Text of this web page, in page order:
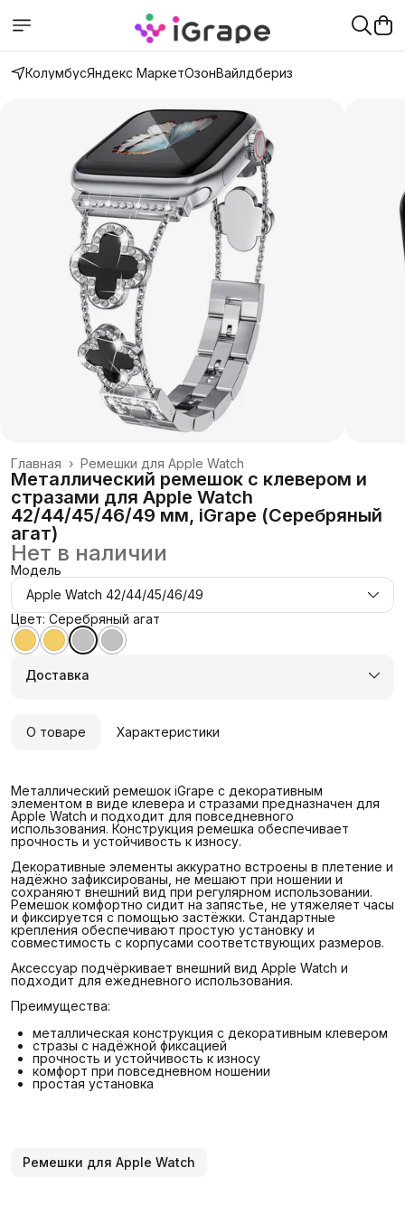
КолумбусЯндекс МаркетОзонВайлдбериз
Ремешки для Apple Watch
Главная ›
Металлический ремешок с клевером и
стразами для Apple Watch
42/44/45/46/49 мм, iGrape (Серебряный
агат)
Нет в наличии
Модель
Apple Watch 42/44/45/46/49
Цвет: Серебряный агат
Доставка
О товаре Характеристики
Металлический ремешок iGrape с декоративным
элементом в виде клевера и стразами предназначен для
Apple Watch и подходит для повседневного
использования. Конструкция ремешка обеспечивает
прочность и устойчивость к износу.
Декоративные элементы аккуратно встроены в плетение и
надёжно зафиксированы, не мешают при ношении и
сохраняют внешний вид при регулярном использовании.
Ремешок комфортно сидит на запястье, не утяжеляет часы
и фиксируется с помощью застёжки. Стандартные
крепления обеспечивают простую установку и
совместимость с корпусами соответствующих размеров.
Аксессуар подчёркивает внешний вид Apple Watch и
подходит для ежедневного использования.
Преимущества:
металлическая конструкция с декоративным клевером
стразы с надёжной фиксацией
прочность и устойчивость к износу
комфорт при повседневном ношении
простая установка
Ремешки для Apple Watch